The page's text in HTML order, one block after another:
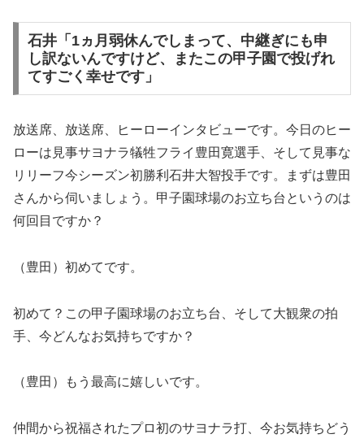
石井「1ヵ月弱休んでしまって、中継ぎにも申
し訳ないんですけど、またこの甲子園で投げれ
てすごく幸せです」
放送席、放送席、ヒーローインタビューです。今日のヒー
ローは見事サヨナラ犠牲フライ豊田寛選手、そして見事な
リリーフ今シーズン初勝利石井大智投手です。まずは豊田
さんから伺いましょう。甲子園球場のお立ち台というのは
何回目ですか？
（豊田）初めてです。
初めて？この甲子園球場のお立ち台、そして大観衆の拍
手、今どんなお気持ちですか？
（豊田）もう最高に嬉しいです。
仲間から祝福されたプロ初のサヨナラ打、今お気持ちどう